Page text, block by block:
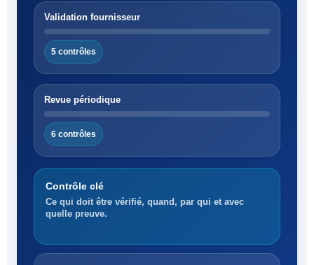
Validation fournisseur
5 contrôles
Revue périodique
6 contrôles
Contrôle clé
Ce qui doit être vérifié, quand, par qui et avec
quelle preuve.